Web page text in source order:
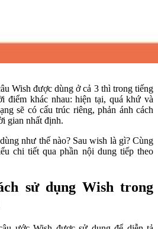
Wish được dùng ở cả 3 thì trong tiếng
điểm khác nhau: hiện tại, quá khứ và
sẽ có cấu trúc riêng, phản ánh cách
gian nhất định.
như thế nào? Sau wish là gì? Cùng
chi tiết qua phần nội dung tiếp theo
sử dụng Wish trong